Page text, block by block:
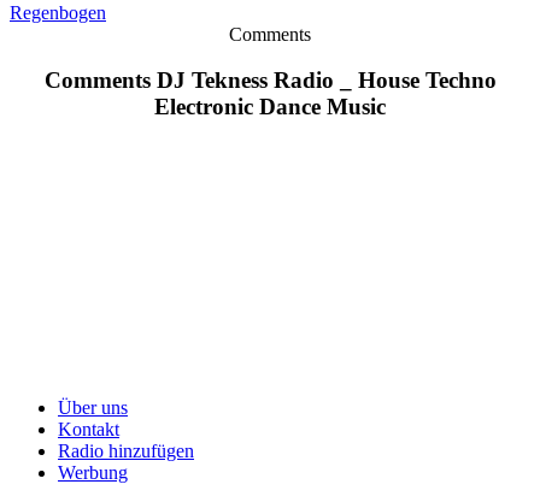
Regenbogen
Comments
Comments DJ Tekness Radio _ House Techno
Electronic Dance Music
Über uns
Kontakt
Radio hinzufügen
Werbung